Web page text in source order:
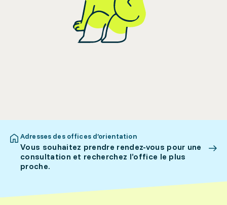
Adresses des offices d’orientation
Vous souhaitez prendre rendez-vous pour une
consultation et recherchez l’office le plus
proche.